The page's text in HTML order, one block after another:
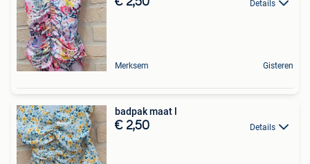
Details
Merksem Gisteren
badpak maat l
€ 2,50 Details